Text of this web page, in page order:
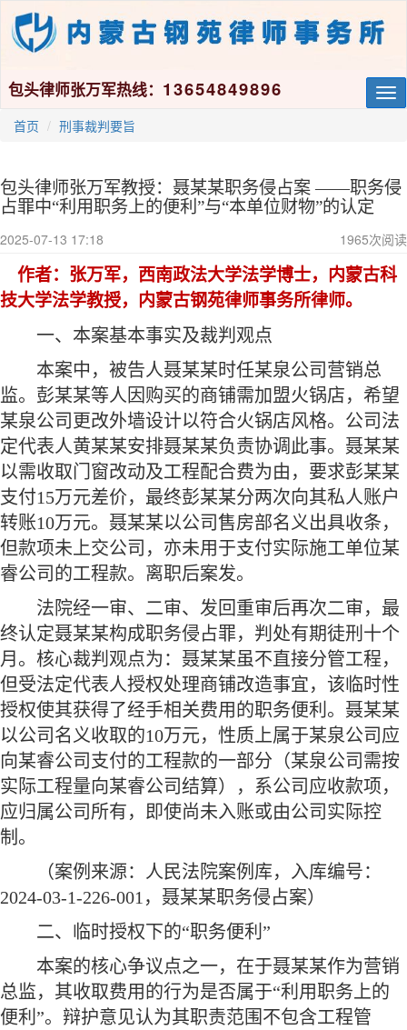
包头律师张万军热线： 13654849896
首页 刑事裁判要旨
包头律师张万军教授：聂某某职务侵占案 ——职务侵
占罪中“利用职务上的便利”与“本单位财物”的认定
2025-07-13 17:18 1965次阅读
作者：张万军，西南政法大学法学博士，内蒙古科
技大学法学教授，内蒙古钢苑律师事务所律师。
一、本案基本事实及裁判观点
本案中，被告人聂某某时任某泉公司营销总
监。彭某某等人因购买的商铺需加盟火锅店，希望
某泉公司更改外墙设计以符合火锅店风格。公司法
定代表人黄某某安排聂某某负责协调此事。聂某某
以需收取门窗改动及工程配合费为由，要求彭某某
支付15万元差价，最终彭某某分两次向其私人账户
转账10万元。聂某某以公司售房部名义出具收条，
但款项未上交公司，亦未用于支付实际施工单位某
睿公司的工程款。离职后案发。
法院经一审、二审、发回重审后再次二审，最
终认定聂某某构成职务侵占罪，判处有期徒刑十个
月。核心裁判观点为：聂某某虽不直接分管工程，
但受法定代表人授权处理商铺改造事宜，该临时性
授权使其获得了经手相关费用的职务便利。聂某某
以公司名义收取的10万元，性质上属于某泉公司应
向某睿公司支付的工程款的一部分（某泉公司需按
实际工程量向某睿公司结算），系公司应收款项，
应归属公司所有，即使尚未入账或由公司实际控
制。
（案例来源：人民法院案例库，入库编号：
2024-03-1-226-001，聂某某职务侵占案）
二、 临时授权下的“职务便利”
本案的核心争议点之一，在于聂某某作为营销
总监，其收取费用的行为是否属于“利用职务上的
便利”。辩护意见认为其职责范围不包含工程管